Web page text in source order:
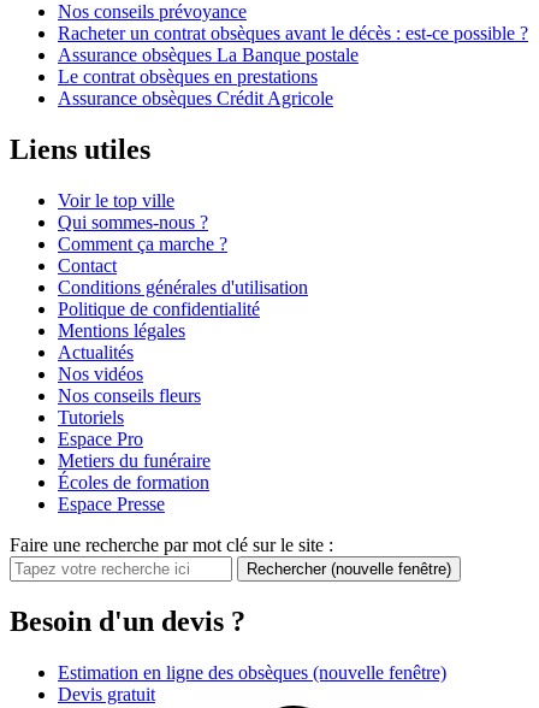
Nos conseils prévoyance
Racheter un contrat obsèques avant le décès : est-ce possible ?
Assurance obsèques La Banque postale
Le contrat obsèques en prestations
Assurance obsèques Crédit Agricole
Liens utiles
Voir le top ville
Qui sommes-nous ?
Comment ça marche ?
Contact
Conditions générales d'utilisation
Politique de confidentialité
Mentions légales
Actualités
Nos vidéos
Nos conseils fleurs
Tutoriels
Espace Pro
Metiers du funéraire
Écoles de formation
Espace Presse
Faire une recherche par mot clé sur le site :
Rechercher (nouvelle fenêtre)
Besoin d'un devis ?
Estimation en ligne des obsèques (nouvelle fenêtre)
Devis gratuit